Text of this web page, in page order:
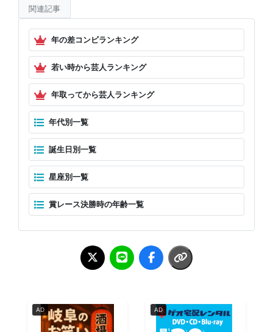
関連記事
年の差コンビランキング
若い時から芸人ランキング
年取ってから芸人ランキング
年代別一覧
誕生日別一覧
星座別一覧
賞レース決勝時の年齢一覧
AD AD